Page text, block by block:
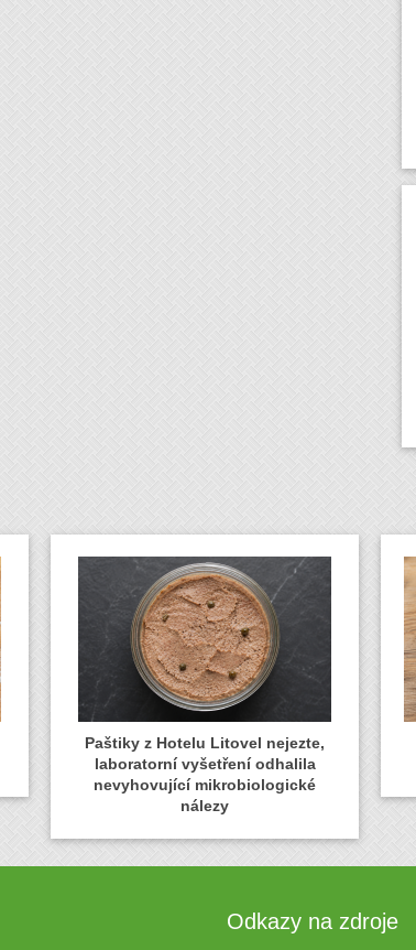
Paštiky z Hotelu Litovel nejezte,
laboratorní vyšetření odhalila
nevyhovující mikrobiologické
nálezy
Odkazy na zdroje